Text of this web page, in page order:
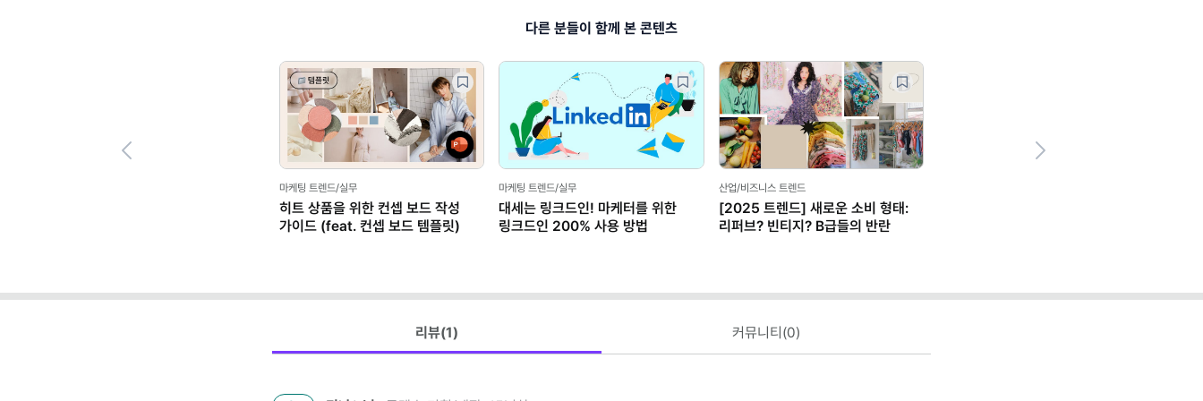
다른 분들이 함께 본 콘텐츠
마케팅 트렌드/실무
히트 상품을 위한 컨셉 보드 작성
가이드 (feat. 컨셉 보드 템플릿)
마케팅 트렌드/실무
대세는 링크드인! 마케터를 위한
링크드인 200% 사용 방법
산업/비즈니스 트렌드
[2025 트렌드] 새로운 소비 형태:
리퍼브? 빈티지? B급들의 반란
리뷰(1) 커뮤니티(0)